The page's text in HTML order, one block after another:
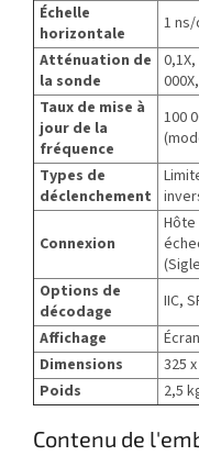
Échelle
horizontale
1
Atténuation de
la sonde
0,1X,
Taux de mise à
jour de la
fréquence
100
Types de
déclenchement
Connexion
Hôte
Options de
décodage
IIC,
Affichage
Dimensions
325
Poids
2,5
Contenu de